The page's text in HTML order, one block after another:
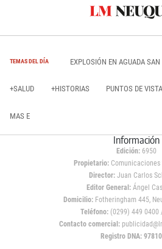
TEMAS DEL DÍA EXPLOSIÓN EN AGUADA SAN
+SALUD +HISTORIAS PUNTOS DE VISTA
MAS E
Información
Edición: 6950
Propietario:Comunicaciones
Director: Juan Carlos
Editor General:Ángel
Domicilio:Fotheringham 445,
Teléfono: (0299) 449 0400
Contacto comercial:
Registro DNA: